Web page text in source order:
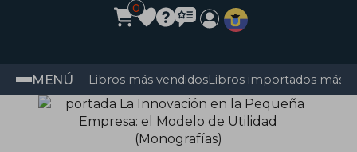
0
MENÚ Libros más vendidosLibros importados más